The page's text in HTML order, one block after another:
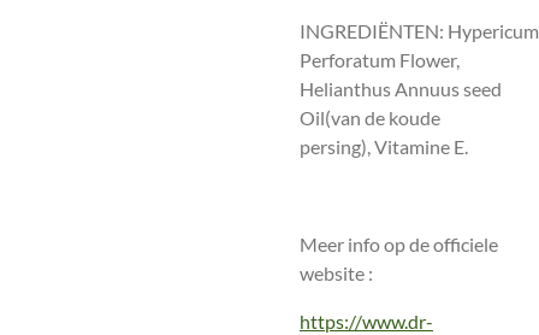
INGREDIËNTEN: Hypericum
Perforatum Flower,
Helianthus Annuus seed
Oil(van de koude
persing),Vitamine E.
Meer info op de officiele
website :
https://www.dr-